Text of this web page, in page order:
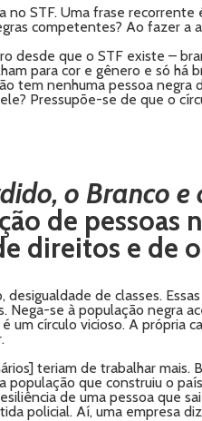
STF. Uma frase recorrente
competentes? Ao fazer a
desde que o STF existe –
para cor e gênero e só há
tem nenhuma pessoa negra
Pressupõe-se de que o
o Branco
de pessoas
direitos e de
de classes.
se à população negra
círculo vicioso. A própria
teriam de trabalhar mais.
população que construiu o
de uma pessoa que
policial. Aí, uma empresa